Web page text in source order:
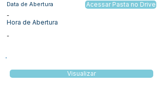
Data de Abertura
-
Hora de Abertura
-
Acessar Pasta no Drive
Visualizar